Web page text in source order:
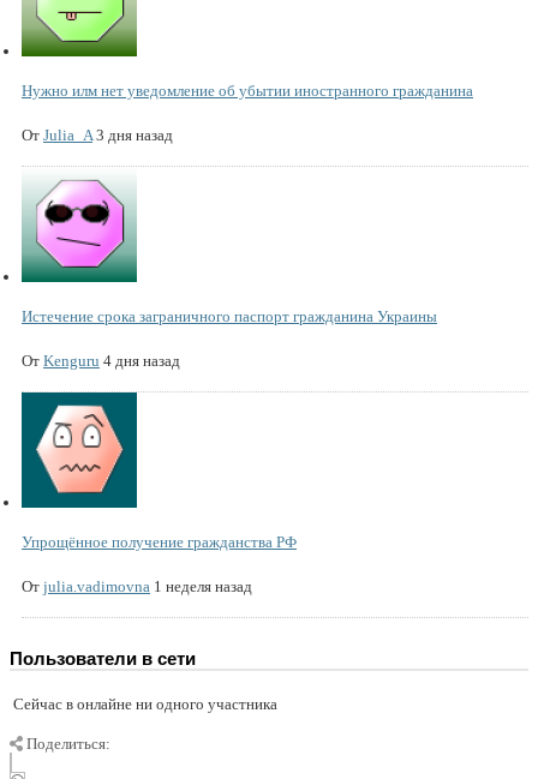
Нужно илм нет уведомление об убытии иностранного гражданина
От Julia_A 3 дня назад
Истечение срока заграничного паспорт гражданина Украины
От Kenguru 4 дня назад
Упрощённое получение гражданства РФ
От julia.vadimovna 1 неделя назад
Пользователи в сети
Сейчас в онлайне ни одного участника
Поделиться: